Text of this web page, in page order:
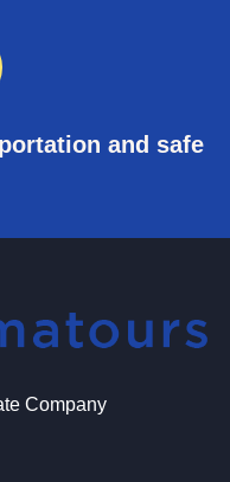
and safe
Company